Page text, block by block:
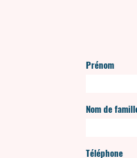
Prénom
Nom de
Téléphone